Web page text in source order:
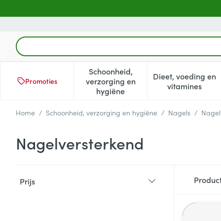
Product, merk, categorie...
Promoties
Schoonheid,
verzorging en
hygiëne
Toon submenu voor
Dieet, voeding en
vitamines
Toon
Home / Schoonheid, verzorging en hygiëne / Nagels /
Nagelversterkend
Prijs